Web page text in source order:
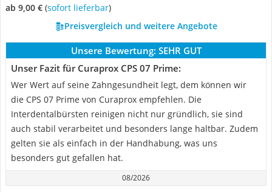
ab 9,00 € ( Sofort lieferbar)
Preisvergleich und weitere Angebote
Unsere Bewertung: SEHR GUT
Unser Fazit für Curaprox CPS 07 Prime:
Wer Wert auf seine Zahngesundheit legt, dem können wir
die CPS 07 Prime von Curaprox empfehlen. Die
Interdentalbürsten reinigen nicht nur gründlich, sie sind
auch stabil verarbeitet und besonders lange haltbar. Zudem
gelten sie als einfach in der Handhabung, was uns
besonders gut gefallen hat.
08/2026